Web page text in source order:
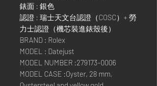
錶面 : 銀色
認證 : 瑞士天文台認證（COSC）+ 勞
力士認證（機芯裝進錶殼後）
BRAND : Rolex
MODEL : Datejust
MODEL NUMBER :279173-0006
MODEL CASE :Oyster, 28 mm,